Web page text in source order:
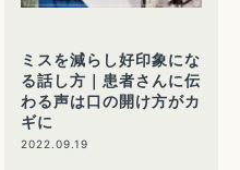
ミスを減らし好印象にな
る話し方｜患者さんに伝
わる声は口の開け方がカ
ギに
2022.09.19